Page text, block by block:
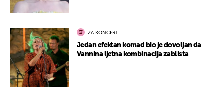
ZA KONCERT
Jedan efektan komad bio je dovoljan da
Vannina ljetna kombinacija zablista